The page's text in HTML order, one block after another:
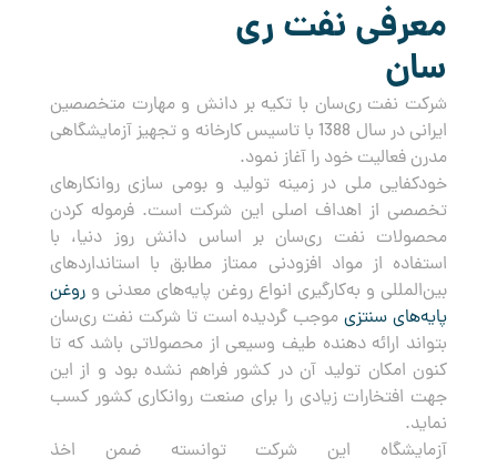
معرفی نفت ری
سان
شرکت نفت ری‌سان با تکیه بر دانش و مهارت متخصصین
ایرانی در سال 1388 با تاسیس کارخانه و تجهیز آزمایشگاهی
مدرن فعالیت خود را آغاز نمود.
خودکفایی ملی در زمینه تولید و بومی سازی روانکارهای
تخصصی از اهداف اصلی این شرکت است. فرموله کردن
محصولات نفت ری‌سان بر اساس دانش روز دنیا، با
استفاده از مواد افزودنی ممتاز مطابق با استانداردهای
بین‌المللی و به‌کارگیری انواع روغن پایه‌های معدنی وروغن
پایه‌های سنتزیموجب گردیده است تا شرکت نفت ری‌سان
بتواند ارائه دهنده طیف وسیعی از محصولاتی باشد که تا
کنون امکان تولید آن در کشور فراهم نشده بود و از این
جهت افتخارات زیادی را برای صنعت روانکاری کشور کسب
نماید.
آزمایشگاه این شرکت توانسته ضمن اخذ